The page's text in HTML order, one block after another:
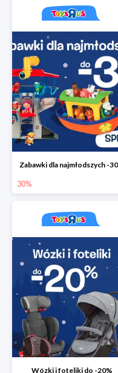
Zabawki dla najmłodszych -
30%
Wózki i foteliki do -20%